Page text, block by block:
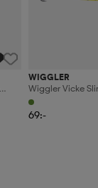
WIGGLER
Wiggler Vicke
18g
69:-